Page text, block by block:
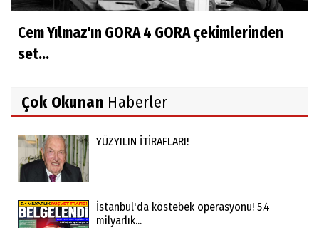
Cem Yılmaz'ın GORA 4 GORA çekimlerinden
set...
Çok Okunan Haberler
YÜZYILIN İTİRAFLARI!
İstanbul'da köstebek operasyonu! 5.4
milyarlık...